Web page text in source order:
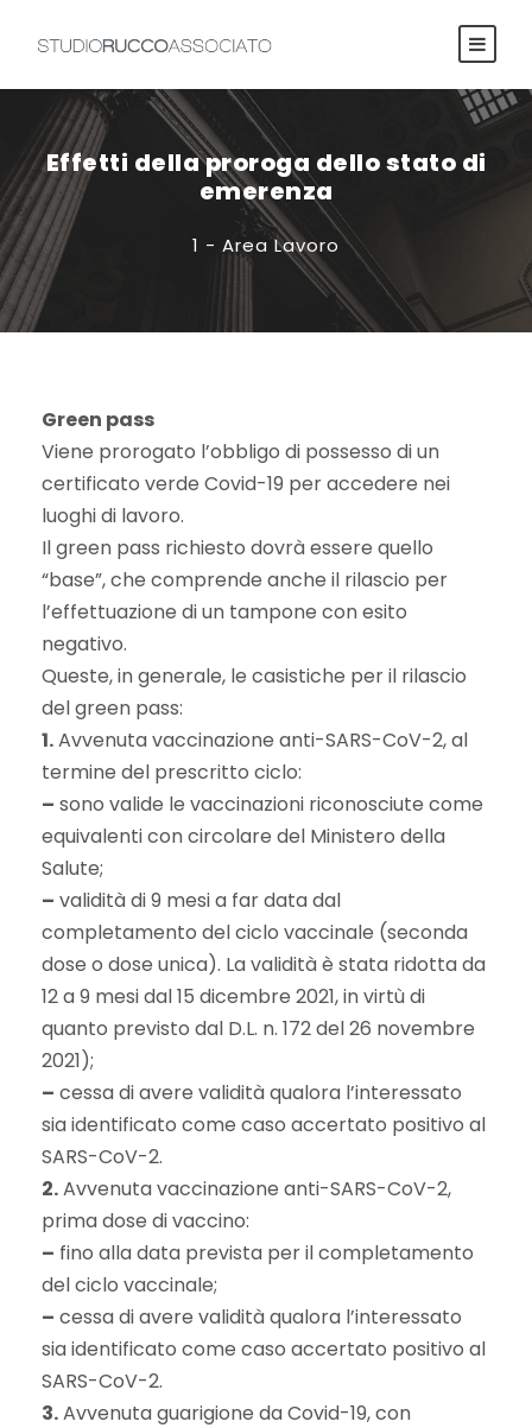
Effetti della proroga dello stato di
emerenza
1 - Area Lavoro
Green pass
Viene prorogato l’obbligo di possesso di un
certificato verde Covid-19 per accedere nei
luoghi di lavoro.
Il green pass richiesto dovrà essere quello
“base”, che comprende anche il rilascio per
l’effettuazione di un tampone con esito
negativo.
Queste, in generale, le casistiche per il rilascio
del green pass:
1.Avvenuta vaccinazione anti-SARS-CoV-2, al
termine del prescritto ciclo:
– sono valide le vaccinazioni riconosciute come
equivalenti con circolare del Ministero della
Salute;
– validità di 9 mesi a far data dal
completamento del ciclo vaccinale (seconda
dose o dose unica). La validità è stata ridotta da
12 a 9 mesi dal 15 dicembre 2021, in virtù di
quanto previsto dal D.L. n. 172 del 26 novembre
2021);
– cessa di avere validità qualora l’interessato
sia identificato come caso accertato positivo al
SARS-CoV-2.
2.Avvenuta vaccinazione anti-SARS-CoV-2,
prima dose di vaccino:
– fino alla data prevista per il completamento
del ciclo vaccinale;
– cessa di avere validità qualora l’interessato
sia identificato come caso accertato positivo al
SARS-CoV-2.
3.Avvenuta guarigione da Covid-19, con